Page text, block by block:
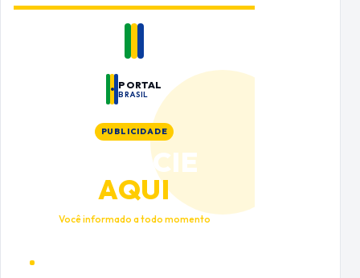
PORTAL
BRASIL
PUBLICIDADE
ANUNCIE
AQUI
Você informado a todo momento